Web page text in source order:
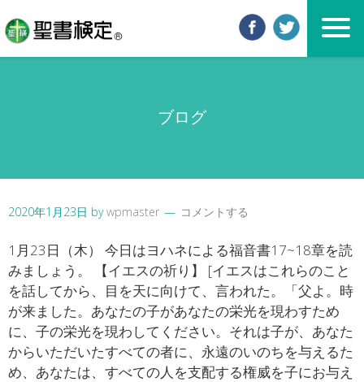
ブログ
2020年1月23日 bywpmaster コメントする
1月23日（木） 今日はヨハネによる福音書17~18章を読
みましょう。 【イエスの祈り】 [イエスはこれらのこと
を話してから、目を天に向けて、言われた。「父よ。時
が来ました。あなたの子があなたの栄光を現わすため
に、子の栄光を現わしてください。それは子が、あなた
からいただいたすべての者に、永遠のいのちを与えるた
め、あなたは、すべての人を支配する権威を子にお与え